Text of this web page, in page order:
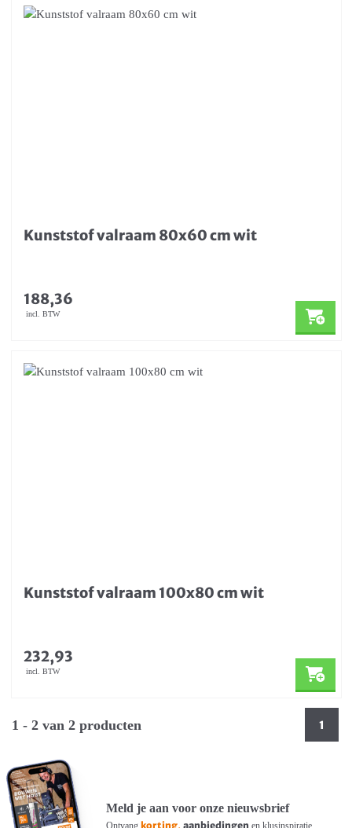
Kunststof valraam 80x60 cm wit
188,36
incl. BTW
Kunststof valraam 100x80 cm wit
232,93
incl. BTW
1 - 2 van 2 producten 1
Meld je aan voor onze nieuwsbrief
Ontvang korting, aanbiedingen en klusinspiratie